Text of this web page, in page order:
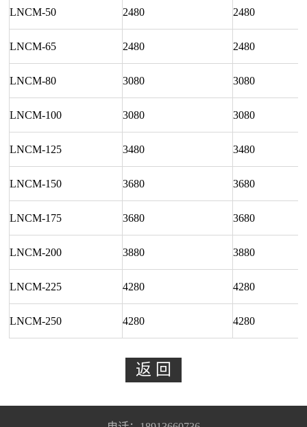
LNCM-50 2480 2480
LNCM-65 2480 2480
LNCM-80 3080 3080
LNCM-100 3080 3080
LNCM-125 3480 3480
LNCM-150 3680 3680
LNCM-175 3680 3680
LNCM-200 3880 3880
LNCM-225 4280 4280
LNCM-250 4280 4280